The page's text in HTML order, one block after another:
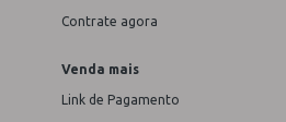
Contrate agora
Venda mais
Link de Pagamento